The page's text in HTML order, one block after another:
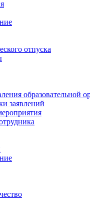
отпуска
образовательной
заявлений